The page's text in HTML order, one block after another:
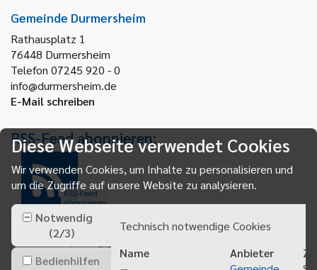
Gemeinde Durmersheim
Rathausplatz 1
76448 Durmersheim
Telefon 07245 920 - 0
info@durmersheim.de
E-Mail schreiben
RSS-Feed abonnieren:
RSS-Feed
abonnieren
Diese Webseite verwendet Cookies
Wir verwenden Cookies, um Inhalte zu personalisieren und
um die Zugriffe auf unsere Website zu analysieren.
Notwendig
(2/3)
Bedienhilfen
Technisch notwendige Cookies
Name
Anbieter